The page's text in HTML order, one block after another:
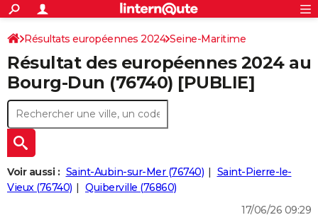
ACTUALITÉS
Politique
Société
Faits Divers
Education
Monde
Villes
+
SPORT
Coupe du monde 2026
Football
Tennis
Cyclisme
Rugby
Forum
Programme TV
TNT
Streaming
Cinéma
Sorties cinéma
Musique
+
FINANCE
Retraite
Impôts
Epargne
Immobilier
Risques naturels par ville
Banque
Assurance
Crédit
AUTO
Essais
Réserver un essai
Citadines
Berlines
SUV
Forum auto
+
HIGH-TECH
Mobiles
Meilleur smartphone
Internet
Ordinateurs
Jeux vidéo
Guide high-tech
+
BRICOLAGE
Rechercher
S'inscrire
Connexion
Résultats européennes 2024 Seine-Maritime
Résultat des européennes 2024 au
Bourg-Dun (76740) [PUBLIE]
Voir aussi : Saint-Aubin-sur-Mer (76740)
Saint-Pierre-le-
Vieux (76740)
Quiberville (76860)
17/06/26 09:29